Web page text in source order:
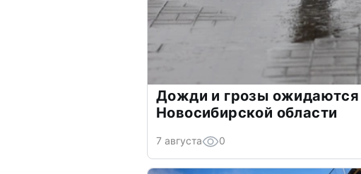
Дожди и грозы ожидаются
Новосибирской области
7 августа 0